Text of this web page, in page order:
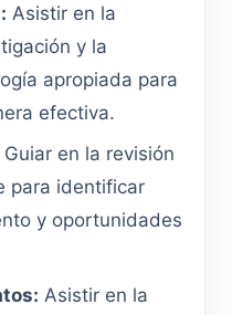
Asistir en la
y la
apropiada para
efectiva.
Guiar en la revisión
para identificar
y oportunidades
Asistir en la